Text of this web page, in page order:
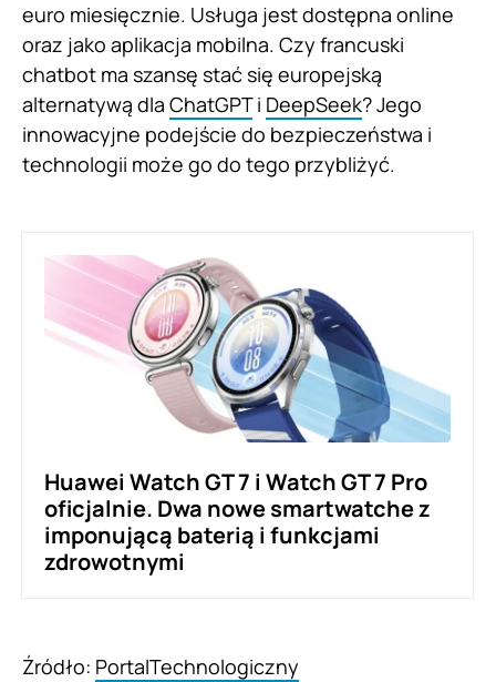
euro miesięcznie. Usługa jest dostępna online
oraz jako aplikacja mobilna. Czy francuski
chatbot ma szansę stać się europejską
alternatywą dla ChatGPTi DeepSeek? Jego
innowacyjne podejście do bezpieczeństwa i
technologii może go do tego przybliżyć.
Huawei Watch GT 7 i Watch GT 7 Pro
oficjalnie. Dwa nowe smartwatche z
imponującą baterią i funkcjami
zdrowotnymi
Źródło: PortalTechnologiczny